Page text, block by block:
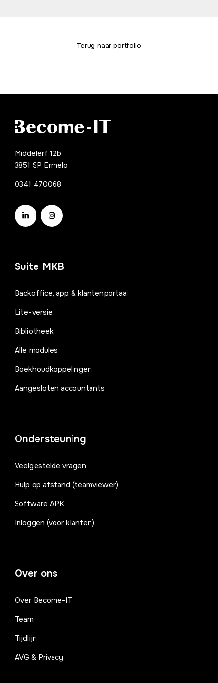
Terug naar portfolio
Middelerf 12b
3851 SP Ermelo
0341 470068
Suite MKB
Backoffice, app & klantenportaal
Lite-versie
Bibliotheek
Alle modules
Boekhoudkoppelingen
Aangesloten accountants
Ondersteuning
Veelgestelde vragen
Hulp op afstand (teamviewer)
Software APK
Inloggen (voor klanten)
Over ons
Over Become-IT
Team
Tijdlijn
AVG & Privacy